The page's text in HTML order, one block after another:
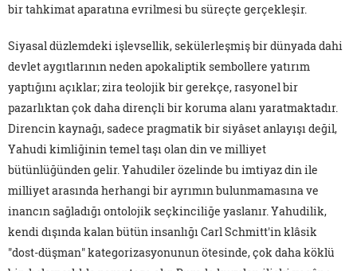
bir tahkimat aparatına evrilmesi bu süreçte gerçekleşir.
Siyasal düzlemdeki işlevsellik, sekülerleşmiş bir dünyada dahi
devlet aygıtlarının neden apokaliptik sembollere yatırım
yaptığını açıklar; zira teolojik bir gerekçe, rasyonel bir
pazarlıktan çok daha dirençli bir koruma alanı yaratmaktadır.
Direncin kaynağı, sadece pragmatik bir siyâset anlayışı değil,
Yahudi kimliğinin temel taşı olan din ve milliyet
bütünlüğünden gelir. Yahudiler özelinde bu imtiyaz din ile
milliyet arasında herhangi bir ayrımın bulunmamasına ve
inancın sağladığı ontolojik seçkinciliğe yaslanır. Yahudilik,
kendi dışında kalan bütün insanlığı Carl Schmitt'in klâsik
"dost-düşman" kategorizasyonunun ötesinde, çok daha köklü